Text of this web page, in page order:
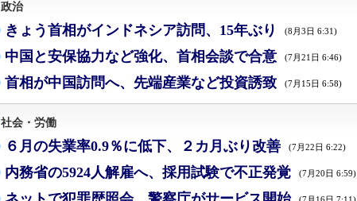
政治
きょう首相がインドネシア訪問、15年ぶり (8月3日 6:31)
中国と安保協力など強化、首相会談で合意 (7月21日 6:46)
首相が中国訪問へ、先端産業など投資誘致 (7月15日 6:58)
社会・労働
６月の失業率0.9％に低下、２カ月ぶり改善 (7月22日 6:22)
内務省の5924人解雇へ、採用試験で不正発覚 (7月20日 6:59)